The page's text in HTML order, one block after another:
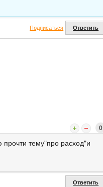
Подписаться Ответить
0
тему"про расход"и
Ответить